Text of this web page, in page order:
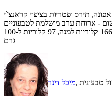
תירס ופטריות בציפוי קראנצ`י
- ארוחת ערב מושלמת לטבעוניים
שמתאימה במיוחד גם לצליאקים, 166 קלוריות למנה, 97 קלוריות ל-100
גרם
מיכל דינר טבעונית